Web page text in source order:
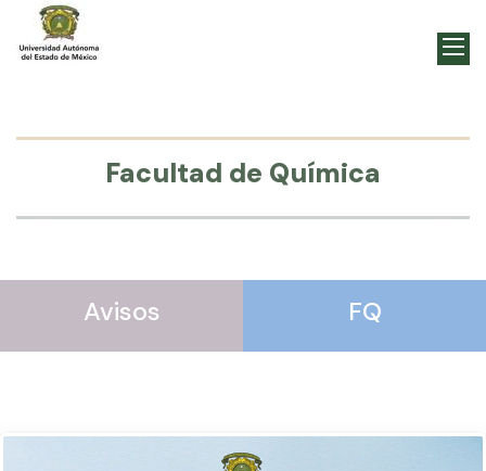
Facultad de Química
Avisos FQ